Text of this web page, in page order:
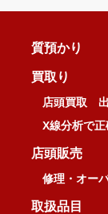
質預かり
買取り
店頭買取
X線分析で正
店頭販売
修理・オー
取扱品目